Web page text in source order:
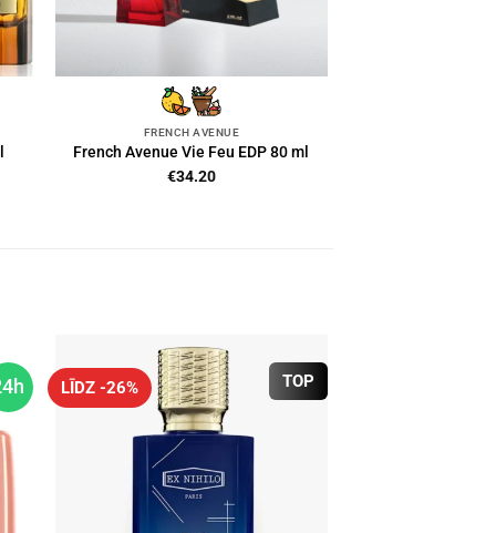
FRENCH AVENUE
French Avenue Vie Feu EDP 80 ml
€34.20
TOP
LĪDZ -26%